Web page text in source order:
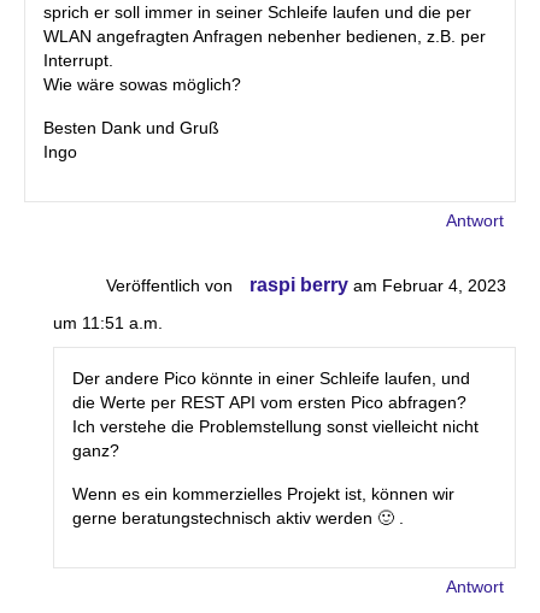
sprich er soll immer in seiner Schleife laufen und die per
WLAN angefragten Anfragen nebenher bedienen, z.B. per
Interrupt.
Wie wäre sowas möglich?
Besten Dank und Gruß
Ingo
Antwort
Veröffentlich von raspi berry am Februar 4, 2023
um 11:51 a.m.
Der andere Pico könnte in einer Schleife laufen, und
die Werte per REST API vom ersten Pico abfragen?
Ich verstehe die Problemstellung sonst vielleicht nicht
ganz?
Wenn es ein kommerzielles Projekt ist, können wir
gerne beratungstechnisch aktiv werden 🙂 .
Antwort